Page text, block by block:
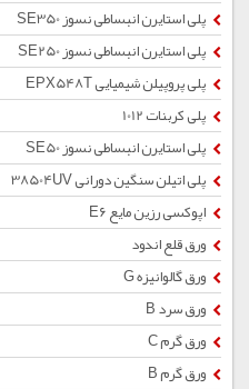
پلی استایرن انبساطی نسوز SE350
پلی استایرن انبساطی نسوز SE250
پلی پروپیلن شیمیایی EPX548T
پلی کربنات 1012
پلی استایرن انبساطی نسوز SE50
پلی اتیلن سنگین دورانی 38504UV
اپوکسی رزین مایع E6
ورق قلع اندود
ورق گالوانیزه G
ورق سرد B
ورق گرم C
ورق گرم B